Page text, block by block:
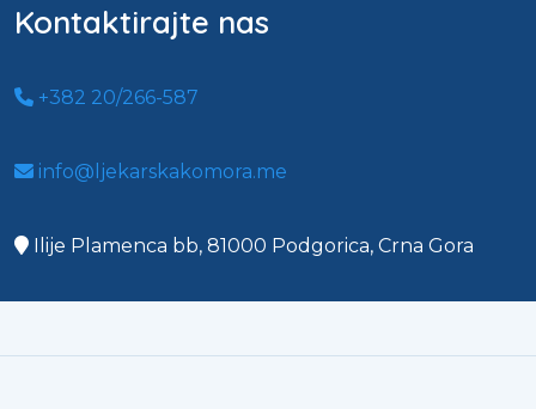
Kontaktirajte nas
+382 20/266-587
info@ljekarskakomora.me
Ilije Plamenca bb, 81000 Podgorica, Crna Gora